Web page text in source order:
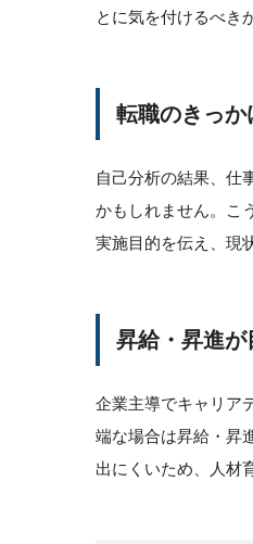
とに気を付けるべき
転職のきっか
自己分析の結果、仕
かもしれません。こ
実施目的を伝え、現
昇給・昇進が
企業主導でキャリア
端な場合は昇給・昇
出にくいため、人材